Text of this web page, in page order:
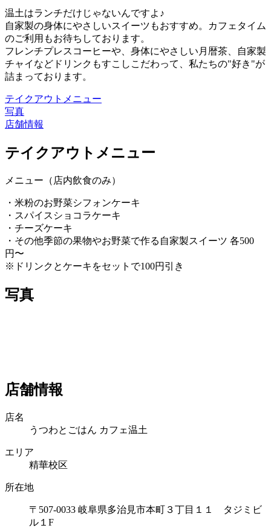
温土はランチだけじゃないんですよ♪
自家製の身体にやさしいスイーツもおすすめ。カフェタイム
のご利用もお待ちしております。
フレンチプレスコーヒーや、身体にやさしい月暦茶、自家製
チャイなどドリンクもすこしこだわって、私たちの"好き"が
詰まっております。
テイクアウトメニュー
写真
店舗情報
テイクアウトメニュー
メニュー（店内飲食のみ）
・米粉のお野菜シフォンケーキ
・スパイスショコラケーキ
・チーズケーキ
・その他季節の果物やお野菜で作る自家製スイーツ 各500
円〜
※ドリンクとケーキをセットで100円引き
写真
店舗情報
店名
うつわとごはん カフェ温土
エリア
精華校区
所在地
〒507-0033 岐阜県多治見市本町３丁目１１ タジミビ
ル１F